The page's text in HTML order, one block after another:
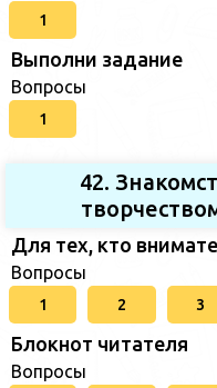
1
Выполни задание
Вопросы
1
42.
Для тех, кто
Вопросы
1 2 3
Блокнот читателя
Вопросы